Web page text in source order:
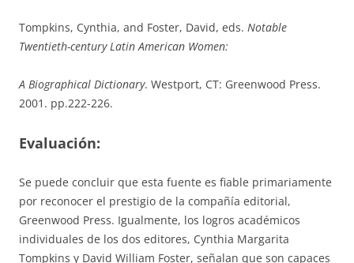
Tompkins, Cynthia, and Foster, David, eds. Notable
Twentieth-century Latin American Women:
A Biographical Dictionary. Westport, CT: Greenwood Press.
2001. pp.222-226.
Evaluación:
Se puede concluir que esta fuente es fiable primariamente
por reconocer el prestigio de la compañía editorial,
Greenwood Press. Igualmente, los logros académicos
individuales de los dos editores, Cynthia Margarita
Tompkins y David William Foster, señalan que son capaces